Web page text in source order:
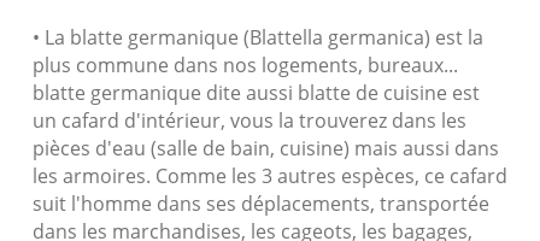
• La blatte germanique (Blattella germanica) est la
plus commune dans nos logements, bureaux...
blatte germanique dite aussi blatte de cuisine est
un cafard d'intérieur, vous la trouverez dans les
pièces d'eau (salle de bain, cuisine) mais aussi dans
les armoires. Comme les 3 autres espèces, ce cafard
suit l'homme dans ses déplacements, transportée
dans les marchandises, les cageots, les bagages,